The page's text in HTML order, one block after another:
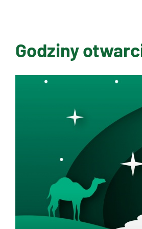
Godziny